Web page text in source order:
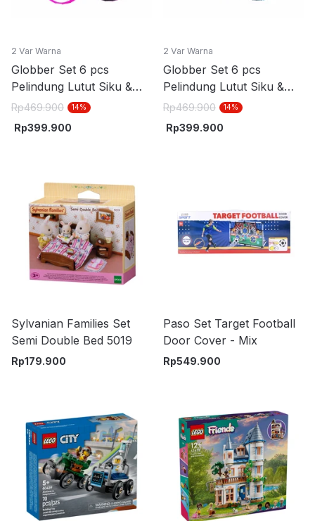
2 Var Warna
Globber Set 6 pcs
Pelindung Lutut Siku &
Tangan Junior - Pink
Rp469.900 14%
Rp399.900
2 Var Warna
Globber Set 6 pcs
Pelindung Lutut Siku &
Tangan Junior - Biru
Navy
Rp469.900 14%
Rp399.900
Sylvanian Families Set
Semi Double Bed 5019
Rp179.900
Paso Set Target Football
Door Cover - Mix
Rp549.900